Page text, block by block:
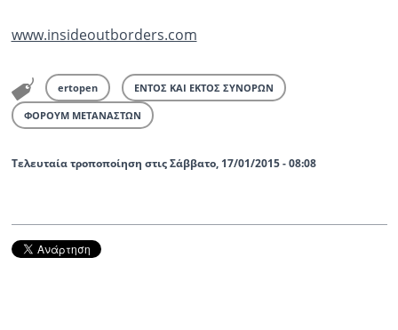
www.insideoutborders.com
ertopen ΕΝΤΟΣ ΚΑΙ ΕΚΤΟΣ ΣΥΝΟΡΩΝ
ΦΟΡΟΥΜ ΜΕΤΑΝΑΣΤΩΝ
Τελευταία τροποποίηση στις Σάββατο, 17/01/2015 - 08:08